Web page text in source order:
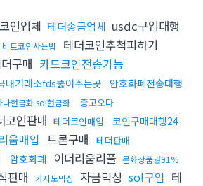
인업체 테더송금업체 usdc구입대행
비트코인사는법 테더코인추척피하기
구매 카드코인전송가능
내거래소fds뚫어주는곳
암호화폐전송대행
나현금화 sol현금화
중고오다
코인판매 테더코인매입
코인구매대행24
움매입 트론구매 테더판매
암호화폐 이더리움리플 문화상품권91%
판매 카지노믹싱 자금믹싱 sol구입 테